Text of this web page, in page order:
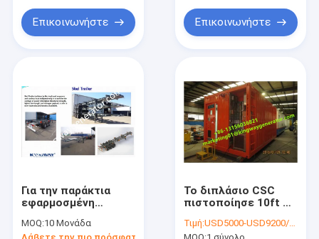
Προϊόντα
Σχετικά με εμάς
Γύρος εργοστασίων
Επικοινωνήστε Επικοινωνήστε
Για την παράκτια
εφαρμοσμένη
στέλνει DNV 2.7-1
MOQ:10 Μονάδα
Το διπλάσιο CSC
πιστοποίησε 10ft &
παράκτια
Τιμή:USD5000-USD9200/set